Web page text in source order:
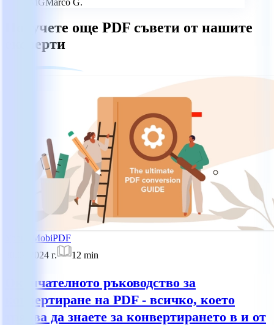
Получете още PDF съвети от нашите
експерти
MobiPDF
30.09.2024 г.
12 min
Окончателното ръководство за
конвертиране на PDF - всичко, което
трябва да знаете за конвертирането в и от